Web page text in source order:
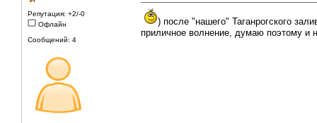
Репутация: +2/-0
Офлайн
Сообщений: 4
) после "нашего" Таганрогского
приличное волнение, думаю поэтому и